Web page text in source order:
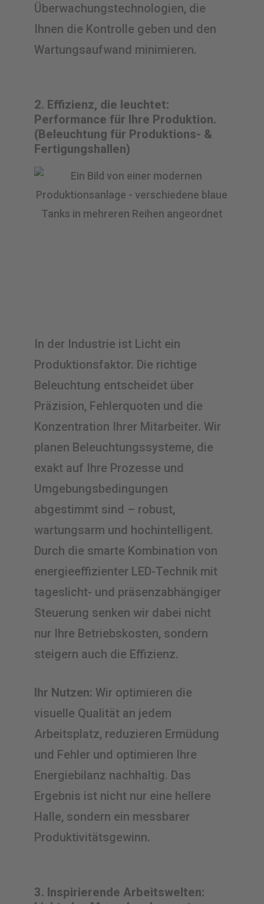
Überwachungstechnologien, die
Ihnen die Kontrolle geben und den
Wartungsaufwand minimieren.
2. Effizienz, die leuchtet:
Performance für Ihre Produktion.
(Beleuchtung für Produktions- &
Fertigungshallen)
In der Industrie ist Licht ein
Produktionsfaktor. Die richtige
Beleuchtung entscheidet über
Präzision, Fehlerquoten und die
Konzentration Ihrer Mitarbeiter. Wir
planen Beleuchtungssysteme, die
exakt auf Ihre Prozesse und
Umgebungsbedingungen
abgestimmt sind – robust,
wartungsarm und hochintelligent.
Durch die smarte Kombination von
energieeffizienter LED-Technik mit
tageslicht- und präsenzabhängiger
Steuerung senken wir dabei nicht
nur Ihre Betriebskosten, sondern
steigern auch die Effizienz.
Ihr Nutzen: Wir optimieren die
visuelle Qualität an jedem
Arbeitsplatz, reduzieren Ermüdung
und Fehler und optimieren Ihre
Energiebilanz nachhaltig. Das
Ergebnis ist nicht nur eine hellere
Halle, sondern ein messbarer
Produktivitätsgewinn.
3. Inspirierende Arbeitswelten: